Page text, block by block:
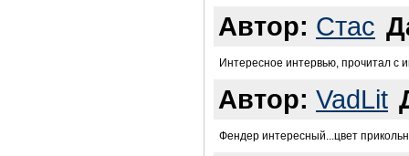
Автор: Стас
Интересное интервью, прочитал с
Автор: VadLit
Фендер интересный...цвет